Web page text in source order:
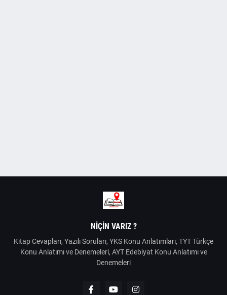
NIÇIN VARIZ ?
Kitap Cevapları, Yazılı Soruları, YKS Konu Anlatımları, TYT Türkçe
Konu Anlatımı ve Denemeleri, AYT Edebiyat Konu Anlatımı ve
Denemeleri